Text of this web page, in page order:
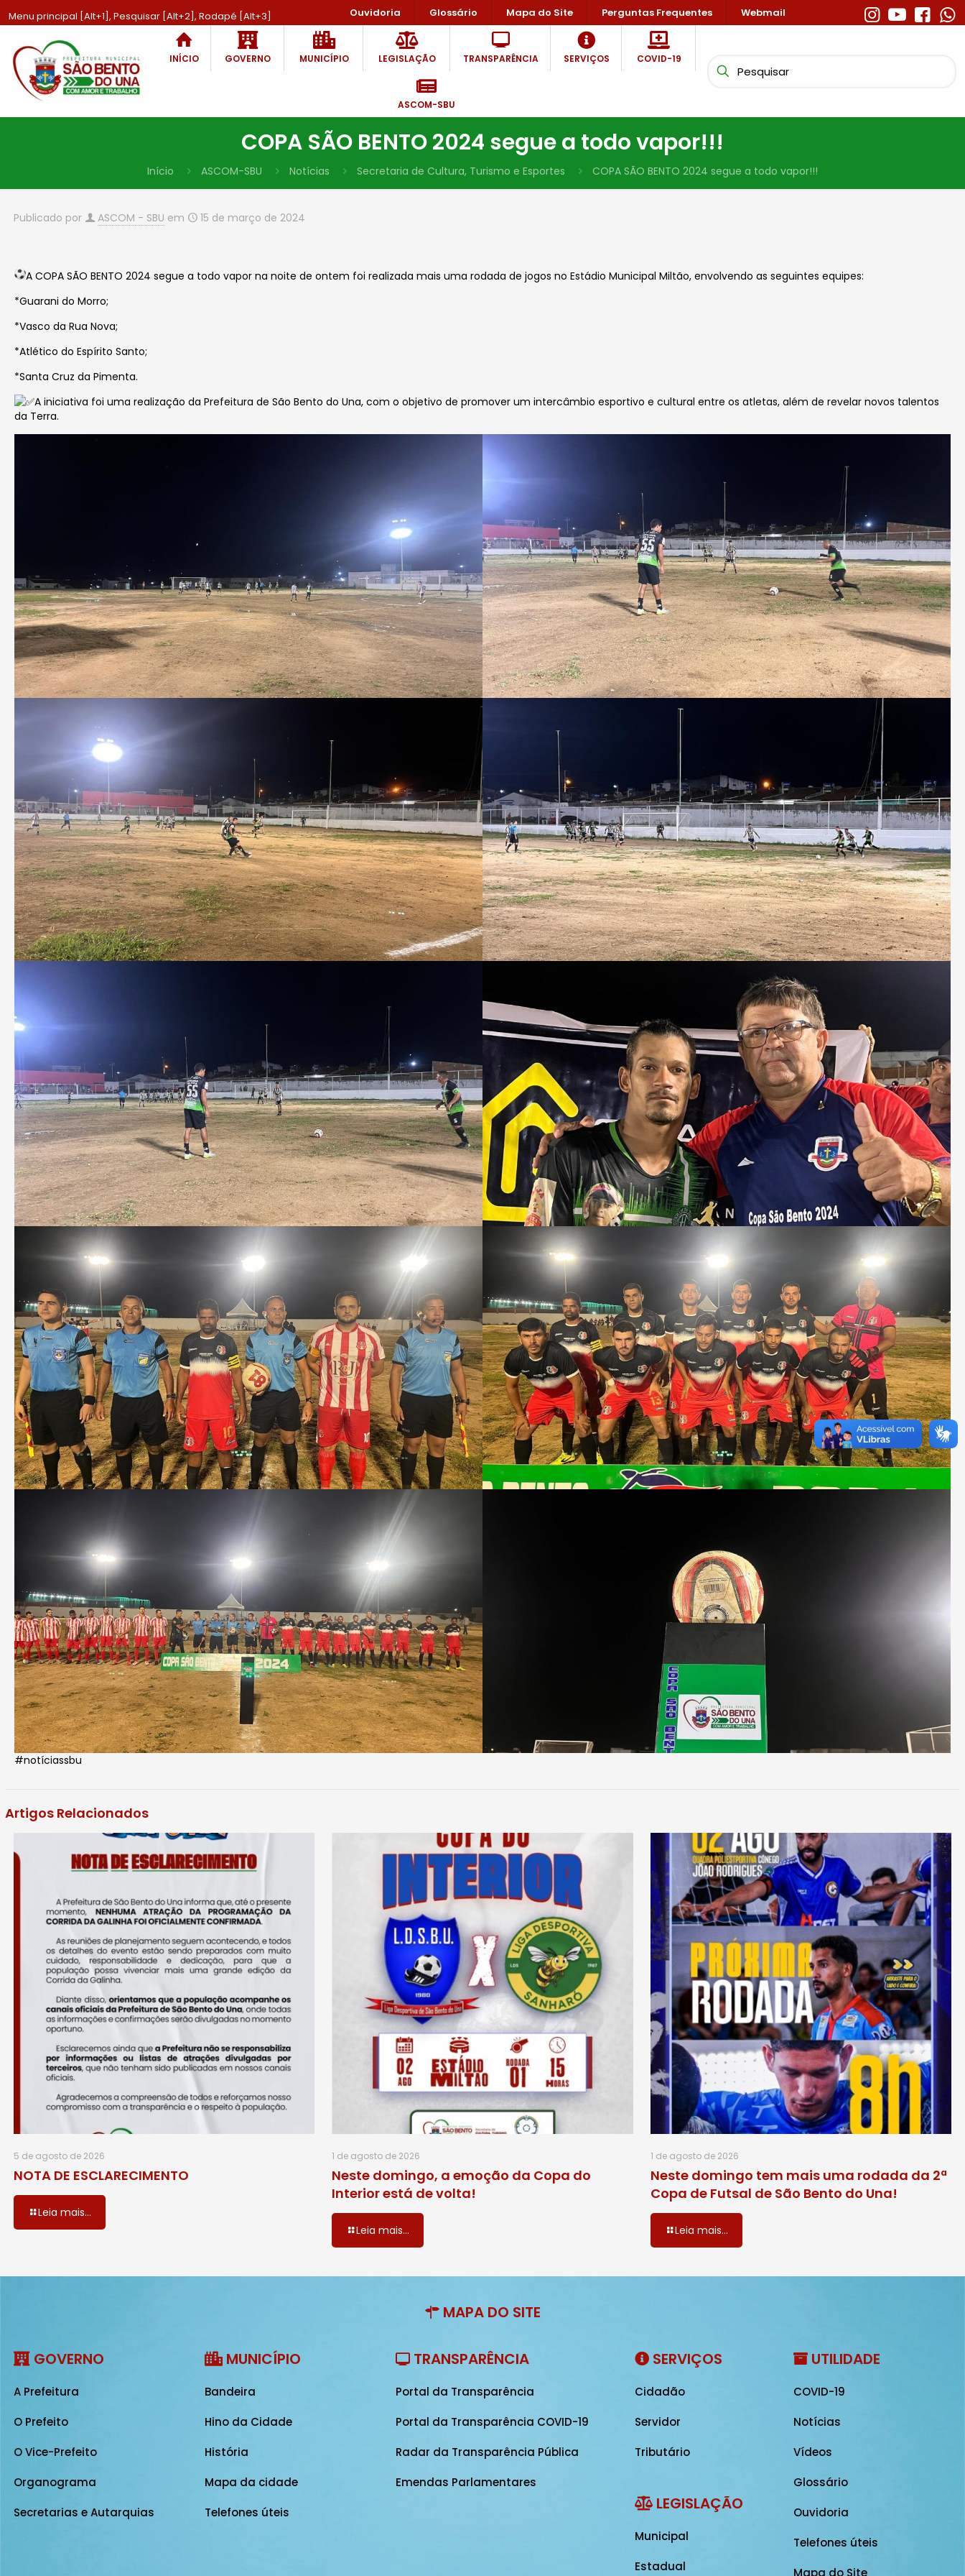
Menu principal [Alt+1], Pesquisar [Alt+2], Rodapé [Alt+3] Ouvidoria Glossário Mapa do Site Perguntas Frequentes Webmail
INÍCIO GOVERNO MUNICÍPIO LEGISLAÇÃO TRANSPARÊNCIA SERVIÇOS COVID-19
ASCOM-SBU
COPA SÃO BENTO 2024 segue a todo vapor!!!
Início ASCOM-SBU Notícias Secretaria de Cultura, Turismo e Esportes COPA SÃO BENTO 2024 segue a todo vapor!!!
Publicado por ASCOM - SBU em 15 de março de 2024
A COPA SÃO BENTO 2024 segue a todo vapor na noite de ontem foi realizada mais uma rodada de jogos no Estádio Municipal Miltão, envolvendo as seguintes equipes:
*Guarani do Morro;
*Vasco da Rua Nova;
*Atlético do Espírito Santo;
*Santa Cruz da Pimenta.
A iniciativa foi uma realização da Prefeitura de São Bento do Una, com o objetivo de promover um intercâmbio esportivo e cultural entre os atletas, além de revelar novos talentos
da Terra.
#notíciassbu
Artigos Relacionados
5 de agosto de 2026
NOTA DE ESCLARECIMENTO
Leia mais...
1 de agosto de 2026
Neste domingo, a emoção da Copa do
Interior está de volta!
Leia mais...
1 de agosto de 2026
Neste domingo tem mais uma rodada da 2ª
Copa de Futsal de São Bento do Una!
Leia mais...
MAPA DO SITE
GOVERNO
A Prefeitura
O Prefeito
O Vice-Prefeito
Organograma
Secretarias e Autarquias
MUNICÍPIO
Bandeira
Hino da Cidade
História
Mapa da cidade
Telefones úteis
TRANSPARÊNCIA
Portal da Transparência
Portal da Transparência COVID-19
Radar da Transparência Pública
Emendas Parlamentares
SERVIÇOS
Cidadão
Servidor
Tributário
LEGISLAÇÃO
Municipal
Estadual
UTILIDADE
COVID-19
Notícias
Vídeos
Glossário
Ouvidoria
Telefones úteis
Mapa do Site